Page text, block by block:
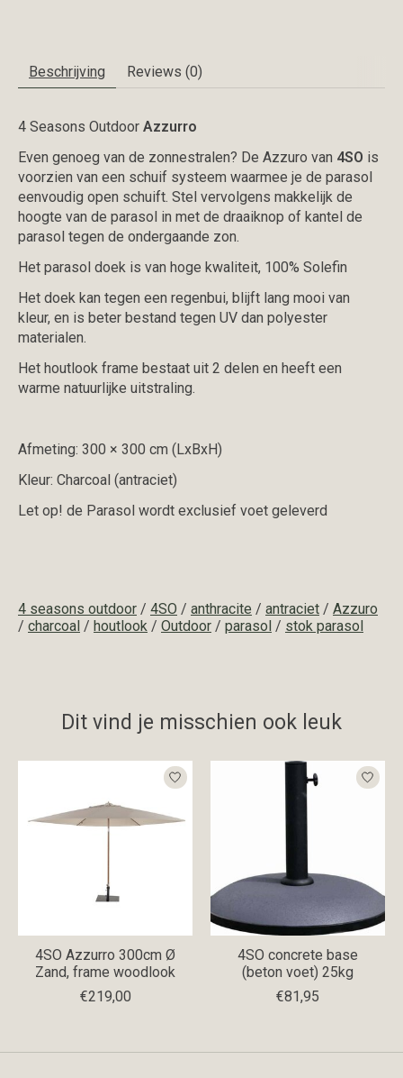
Beschrijving Reviews (0)
4 Seasons Outdoor Azzurro
Even genoeg van de zonnestralen? De Azzuro van 4SO is
voorzien van een schuif systeem waarmee je de parasol
eenvoudig open schuift. Stel vervolgens makkelijk de
hoogte van de parasol in met de draaiknop of kantel de
parasol tegen de ondergaande zon.
Het parasol doek is van hoge kwaliteit, 100% Solefin
Het doek kan tegen een regenbui, blijft lang mooi van
kleur, en is beter bestand tegen UV dan polyester
materialen.
Het houtlook frame bestaat uit 2 delen en heeft een
warme natuurlijke uitstraling.
Afmeting: 300 × 300 cm (LxBxH)
Kleur: Charcoal (antraciet)
Let op! de Parasol wordt exclusief voet geleverd
4 seasons outdoor / 4SO / anthracite / antraciet / Azzuro
/ charcoal / houtlook / Outdoor / parasol / stok parasol
Dit vind je misschien ook leuk
Items van productcarrousel
4SO Azzurro 300cm Ø
Zand, frame woodlook
€219,00
4SO concrete base
(beton voet) 25kg
€81,95